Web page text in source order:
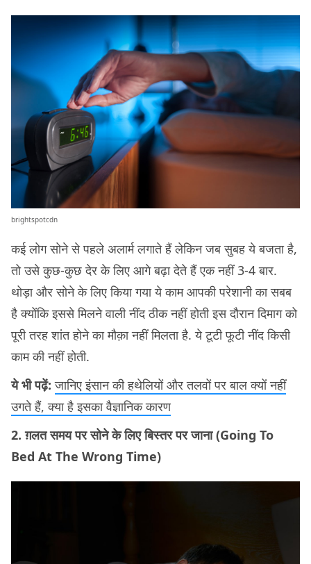
brightspotcdn
कई लोग सोने से पहले अलार्म लगाते हैं लेकिन जब सुबह ये बजता है,
तो उसे कुछ-कुछ देर के लिए आगे बढ़ा देते हैं एक नहीं 3-4 बार.
थोड़ा और सोने के लिए किया गया ये काम आपकी परेशानी का सबब
है क्योंकि इससे मिलने वाली नींद ठीक नहीं होती इस दौरान दिमाग को
पूरी तरह शांत होने का मौक़ा नहीं मिलता है. ये टूटी फूटी नींद किसी
काम की नहीं होती.
ये भी पढ़ें:जानिए इंसान की हथेलियों और तलवों पर बाल क्यों नहीं
उगते हैं, क्या है इसका वैज्ञानिक कारण
2. ग़लत समय पर सोने के लिए बिस्तर पर जाना (Going To
Bed At The Wrong Time)